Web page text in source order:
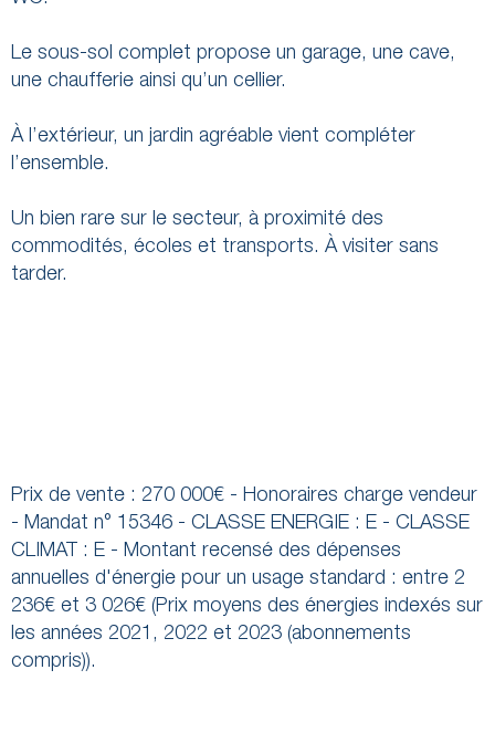
Le sous-sol complet propose un garage, une cave,
une chaufferie ainsi qu’un cellier.
À l’extérieur, un jardin agréable vient compléter
l’ensemble.
Un bien rare sur le secteur, à proximité des
commodités, écoles et transports. À visiter sans
tarder.
Prix de vente : 270 000€ - Honoraires charge vendeur
- Mandat n° 15346 - CLASSE ENERGIE : E - CLASSE
CLIMAT : E - Montant recensé des dépenses
annuelles d'énergie pour un usage standard : entre 2
236€ et 3 026€ (Prix moyens des énergies indexés sur
les années 2021, 2022 et 2023 (abonnements
compris)).